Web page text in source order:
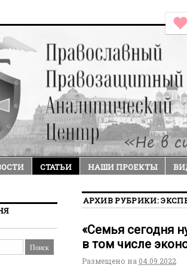
СТАТЬИ НАШИ ПРОЕКТЫ
АРХИВ РУБРИКИ:
«Семья сегодня
в том числе
Размещено на 04.09.2022